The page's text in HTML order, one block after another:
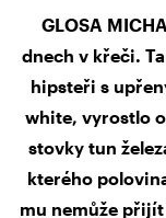
GLOSA
dnech v křeči.
hipsteři s
white, vyrostlo
stovky tun
kterého
mu nemůže